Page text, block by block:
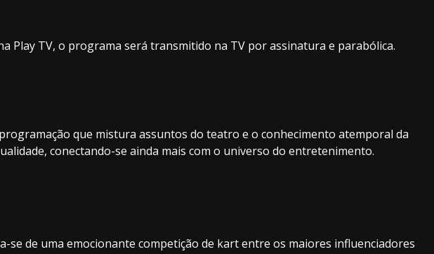
Play TV, o programa será transmitido na TV por assinatura e parabólica.
que mistura assuntos do teatro e o conhecimento atemporal da
conectando-se ainda mais com o universo do entretenimento.
se de uma emocionante competição de kart entre os maiores influenciadores